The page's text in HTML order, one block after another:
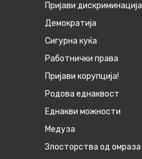
Пријави дискриминација
Демократија
Сигурна куќа
Работнички права
Пријави корупција!
Родова еднаквост
Eднакви можности
Медуза
Злосторства од омраза